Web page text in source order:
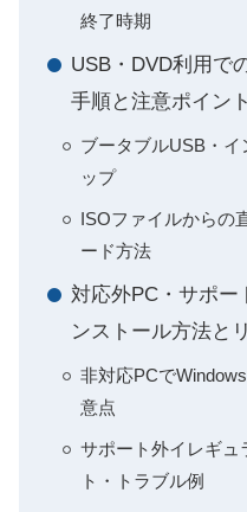
終了時期
USB・DVD利用で
手順と注意ポイント
ブータブルUSB・
ップ
ISOファイルからの
ード方法
対応外PC・サポー
ンストール方法と
非対応PCで
意点
サポート外イレギュ
ト・トラブル例